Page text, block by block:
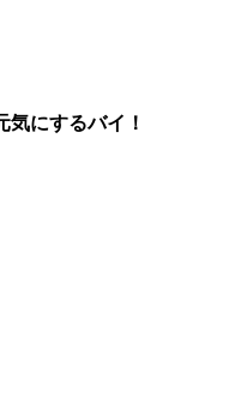
気にするバイ！